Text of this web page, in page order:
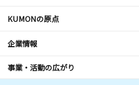
KUMONの原点
企業情報
事業・活動の広がり